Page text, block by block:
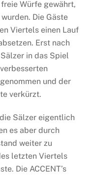
Würfe gewährt,
Die Gäste
Viertels einen Lauf
Erst nach
in das Spiel
und der
verkürzt.
Sälzer eigentlich
es aber durch
weiter zu
letzten Viertels
Die ACCENT’s